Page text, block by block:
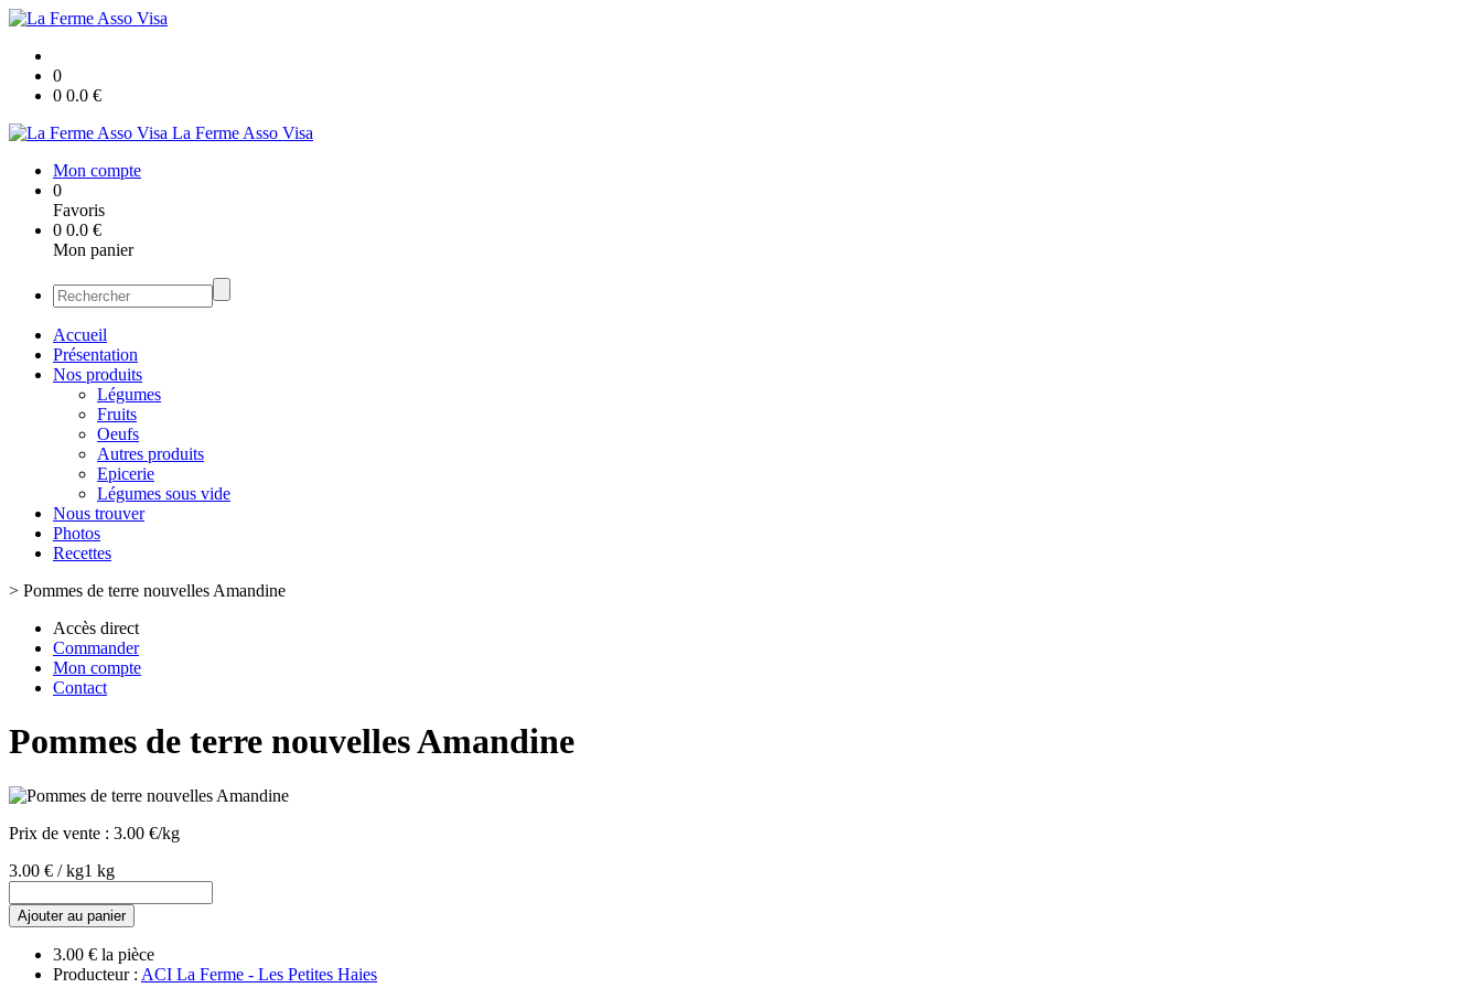
0
0 0.0 €
La Ferme Asso Visa
Mon compte
0
Favoris
0 0.0 €
Mon panier
Accueil
Présentation
Nos produits
Légumes
Fruits
Oeufs
Autres produits
Epicerie
Légumes sous vide
Nous trouver
Photos
Recettes
> Pommes de terre nouvelles Amandine
Accès direct
Commander
Mon compte
Contact
Pommes de terre nouvelles Amandine
Prix de vente : 3.00 €/kg
3.00 € / kg1 kg
Ajouter au panier
3.00 € la pièce
Producteur : ACI La Ferme - Les Petites Haies